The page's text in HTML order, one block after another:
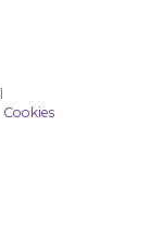
|
Cookies